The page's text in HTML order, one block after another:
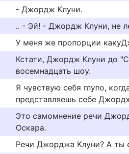
- Джордж Клуни.
.. - Эй! - Джордж Клуни, не
У меня же пропорции
Кстати, Джордж Клуни до
восемнадцать шоу.
Я чувствую себя глупо,
представляешь себе
Это самомнение речи
Оскара.
Речи Джорджа Клуни? А ты